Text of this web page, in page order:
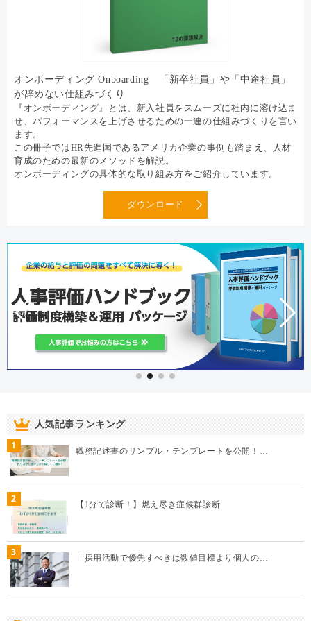
オンボーディング Onboarding 「新卒社員」や「中途社員」
が辞めない仕組みづくり
『オンボーディング』とは、新入社員をスムーズに社内に溶け込ま
せ、パフォーマンスを上げさせるための一連の仕組みづくりを言い
ます。
この冊子ではHR先進国であるアメリカ企業の事例も踏まえ、人材
育成のための最新のメソッドを解説。
オンボーディングの具体的な取り組み方をご紹介しています。
ダウンロード
人気記事ランキング
1 職務記述書のサンプル・テンプレートを公開！…
2 【1分で診断！】燃え尽き症候群診断
3 「採用活動で優先すべきは数値目標より個人の…